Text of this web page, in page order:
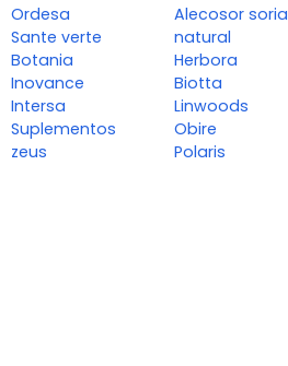
Ordesa
Sante verte
Botania
Inovance
Intersa
Suplementos
zeus
Alecosor soria
natural
Herbora
Biotta
Linwoods
Obire
Polaris